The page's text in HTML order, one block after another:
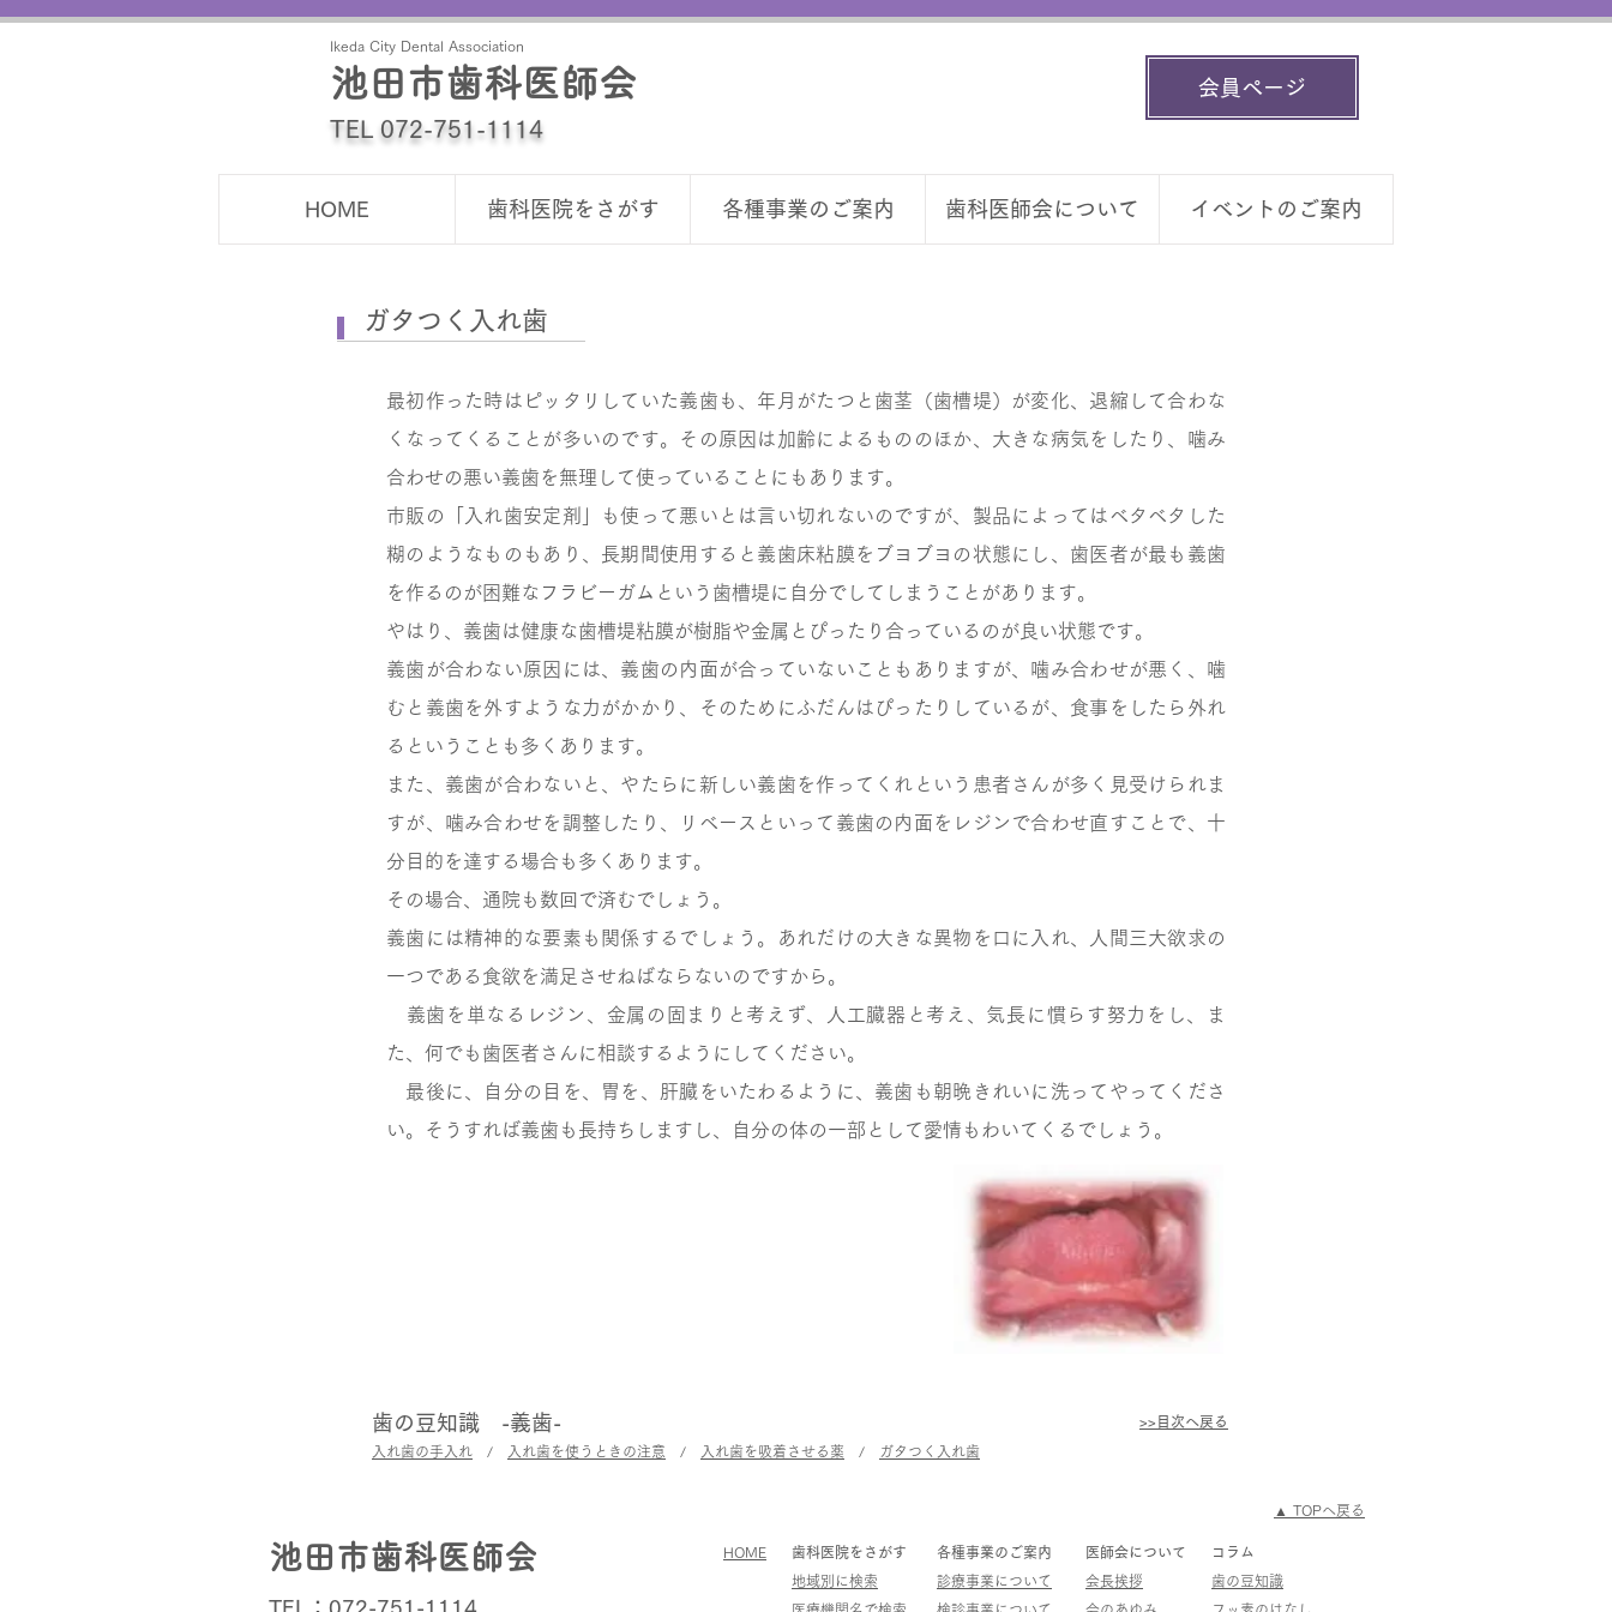
Ikeda City Dental Association
池田市歯科医師会
TEL 072-751-1114
会員ページ
HOME 歯科医院をさがす 各種事業のご案内 歯科医師会について イベントのご案内
ガタつく入れ歯
最初作った時はピッタリしていた義歯も、年月がたつと歯茎（歯槽堤）が変化、退縮して合わな
くなってくることが多いのです。その原因は加齢によるもののほか、大きな病気をしたり、噛み
合わせの悪い義歯を無理して使っていることにもあります。
市販の「入れ歯安定剤」も使って悪いとは言い切れないのですが、製品によってはベタベタした
糊のようなものもあり、長期間使用すると義歯床粘膜をブヨブヨの状態にし、歯医者が最も義歯
を作るのが困難なフラビーガムという歯槽堤に自分でしてしまうことがあります。
やはり、義歯は健康な歯槽堤粘膜が樹脂や金属とぴったり合っているのが良い状態です。
義歯が合わない原因には、義歯の内面が合っていないこともありますが、噛み合わせが悪く、噛
むと義歯を外すような力がかかり、そのためにふだんはぴったりしているが、食事をしたら外れ
るということも多くあります。
また、義歯が合わないと、やたらに新しい義歯を作ってくれという患者さんが多く見受けられま
すが、噛み合わせを調整したり、リベースといって義歯の内面をレジンで合わせ直すことで、十
分目的を達する場合も多くあります。
その場合、通院も数回で済むでしょう。
義歯には精神的な要素も関係するでしょう。あれだけの大きな異物を口に入れ、人間三大欲求の
一つである食欲を満足させねばならないのですから。
義歯を単なるレジン、金属の固まりと考えず、人工臓器と考え、気長に慣らす努力をし、ま
た、何でも歯医者さんに相談するようにしてください。
最後に、自分の目を、胃を、肝臓をいたわるように、義歯も朝晩きれいに洗ってやってくださ
い。そうすれば義歯も長持ちしますし、自分の体の一部として愛情もわいてくるでしょう。
歯の豆知識 -義歯- >>目次へ戻る
入れ歯の手入れ / 入れ歯を使うときの注意 / 入れ歯を吸着させる薬 / ガタつく入れ歯
​▲ TOPへ戻る
池田市歯科医師会
TEL：072-751-1114
HOME
歯科医院をさがす
地域別に検索
各種事業のご案内
診療事業について
医師会について
会長挨拶
コラム
歯の豆知識